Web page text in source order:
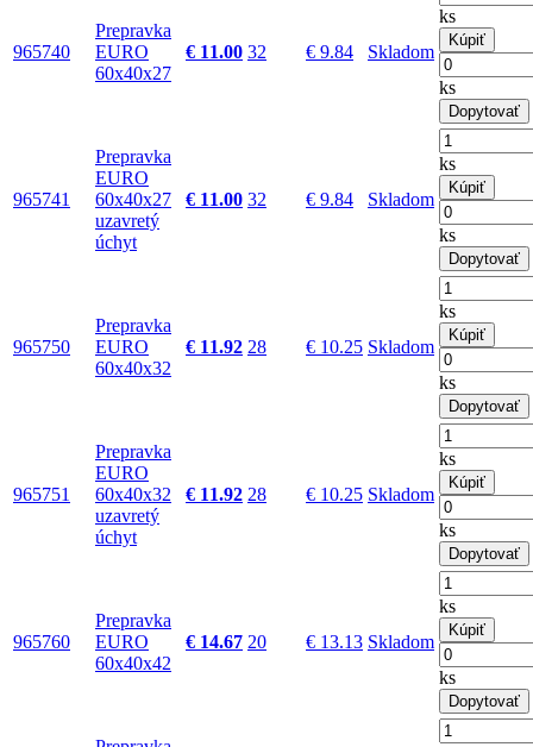
965740
Prepravka
EURO
60x40x27
€ 11.00 32 € 9.84 Skladom
ks
Kúpiť
ks
Dopytovať
965741
Prepravka
EURO
60x40x27
uzavretý
úchyt
€ 11.00 32 € 9.84 Skladom
ks
Kúpiť
ks
Dopytovať
965750
Prepravka
EURO
60x40x32
€ 11.92 28 € 10.25 Skladom
ks
Kúpiť
ks
Dopytovať
965751
Prepravka
EURO
60x40x32
uzavretý
úchyt
€ 11.92 28 € 10.25 Skladom
ks
Kúpiť
ks
Dopytovať
965760
Prepravka
EURO
60x40x42
€ 14.67 20 € 13.13 Skladom
ks
Kúpiť
ks
Dopytovať